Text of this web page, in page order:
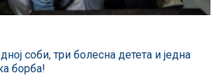
соби, три болесна детета и једна
борба!